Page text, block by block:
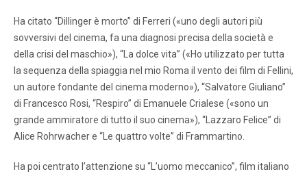
Ha citato “Dillinger è morto” di Ferreri («uno degli autori più
sovversivi del cinema, fa una diagnosi precisa della società e
della crisi del maschio»), “La dolce vita” («Ho utilizzato per tutta
la sequenza della spiaggia nel mio Roma il vento dei film di Fellini,
un autore fondante del cinema moderno»), “Salvatore Giuliano”
di Francesco Rosi, “Respiro” di Emanuele Crialese («sono un
grande ammiratore di tutto il suo cinema»), “Lazzaro Felice” di
Alice Rohrwacher e “Le quattro volte” di Frammartino.
Ha poi centrato l’attenzione su “L’uomo meccanico”, film italiano